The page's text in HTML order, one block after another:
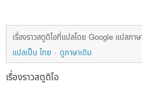
เรื่องราวสตูดิโอที่แปลโดย Google แปลภา
แปลเป็น ไทย
ดูภาษาเดิม
เรื่องราวสตูดิโอ